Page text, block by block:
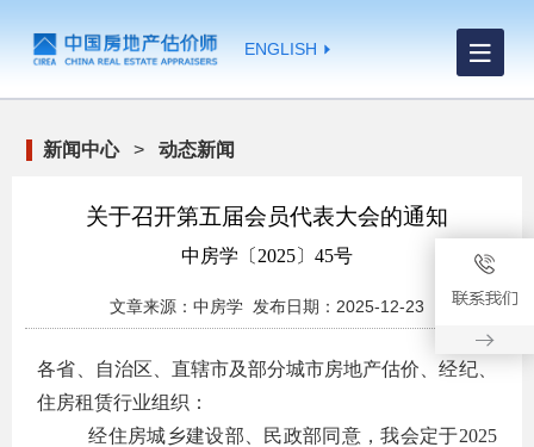
ENGLISH
新闻中心> 动态新闻
关于召开第五届会员代表大会的通知
中房学〔2025〕45号
文章来源：中房学 发布日期：2025-12-23
各省、自治区、直辖市及部分城市房地产估价、经纪、
住房租赁行业组织：
经住房城乡建设部、民政部同意，我会定于2025